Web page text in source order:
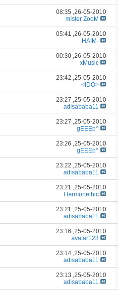
26-05-2010,
08:35
mister ZooM
26-05-2010,
05:41
-HAIM-
26-05-2010,
00:30
xMusic
25-05-2010,
23:42
<IDO>
25-05-2010,
23:27
adisababa11
25-05-2010,
23:27
^gEEEp
25-05-2010,
23:26
^gEEEp
25-05-2010,
23:22
adisababa11
25-05-2010,
23:21
Hermonethic
25-05-2010,
23:21
adisababa11
25-05-2010,
23:16
avatar123
25-05-2010,
23:14
adisababa11
25-05-2010,
23:13
adisababa11